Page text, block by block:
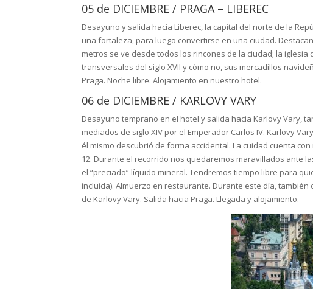
05 de DICIEMBRE / PRAGA – LIBEREC
Desayuno y salida hacia Liberec, la capital del norte de la
una fortaleza, para luego convertirse en una ciudad.
metros se ve desde todos los rincones de la ciudad; la iglesia
transversales del siglo XVII y cómo no, sus mercadillos
Praga. Noche libre. Alojamiento en nuestro hotel.
06 de DICIEMBRE / KARLOVY VARY
Desayuno temprano en el hotel y salida hacia Karlovy Vary,
mediados de siglo XIV por el Emperador Carlos IV. Karlovy
él mismo descubrió de forma accidental. La cuidad cuenta
12. Durante el recorrido nos quedaremos maravillados ante
el “preciado” líquido mineral. Tendremos tiempo libre para
incluida). Almuerzo en restaurante. Durante este día,
de Karlovy Vary. Salida hacia Praga. Llegada y alojamiento.